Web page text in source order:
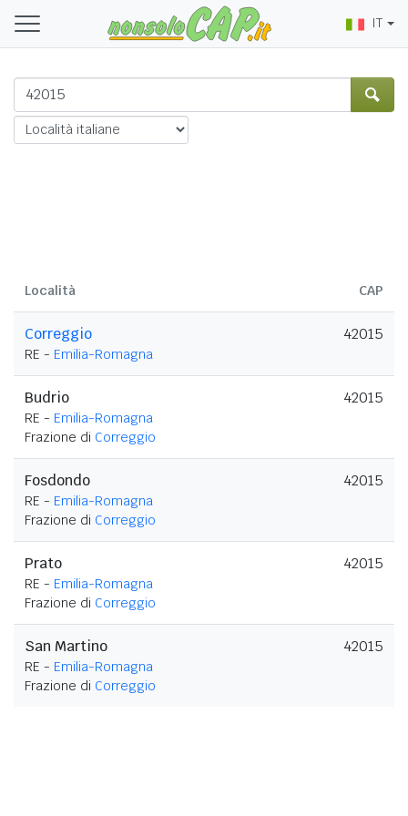
IT
Località CAP
Correggio
RE - Emilia-Romagna
42015
Budrio
RE - Emilia-Romagna
Frazione di Correggio
42015
Fosdondo
RE - Emilia-Romagna
Frazione di Correggio
42015
Prato
RE - Emilia-Romagna
Frazione di Correggio
42015
San Martino
RE - Emilia-Romagna
Frazione di Correggio
42015